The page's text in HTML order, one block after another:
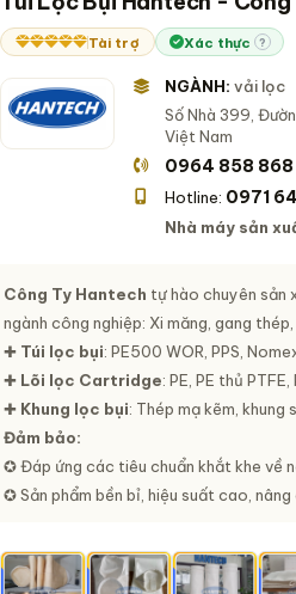
Tài trợ Xác thực ?
NGÀNH: vải lọc
Số Nhà 399,
Việt Nam
0964 858 868
Hotline: 0971
Nhà máy sản
Công Ty Hantech tự hào chuyên sản
ngành công nghiệp: Xi măng, gang
✚ Túi lọc bụi: PE500 WOR, PPS,
✚ Lõi lọc Cartridge: PE, PE thủ
✚ Khung lọc bụi: Thép mạ kẽm, khung
Đảm bảo:
✪ Đáp ứng các tiêu chuẩn khắt khe về
✪ Sản phẩm bền bỉ, hiệu suất cao,